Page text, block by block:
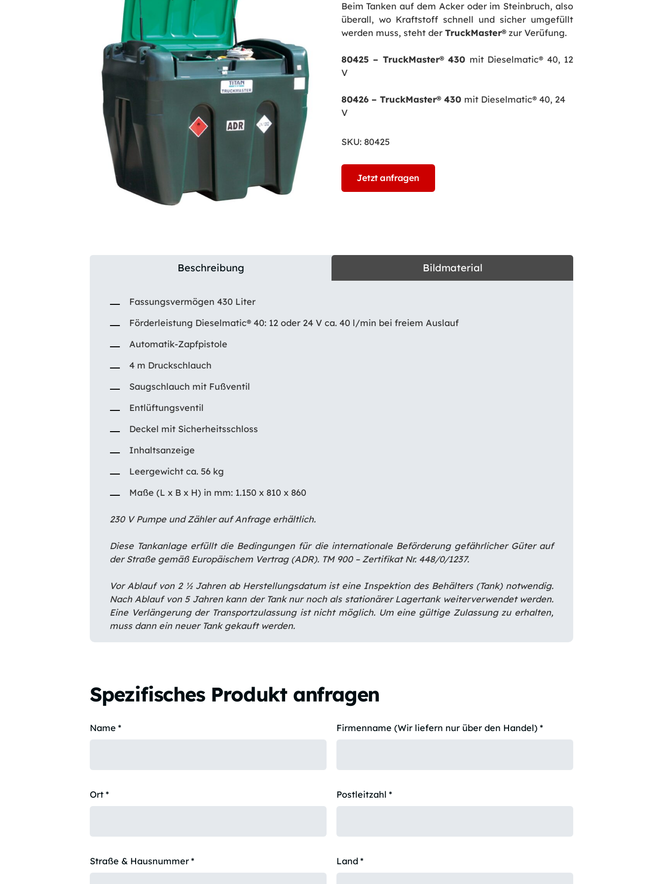
Beim Tanken auf dem Acker oder im Steinbruch, also
überall, wo Kraftstoff schnell und sicher umgefüllt
werden muss, steht der TruckMaster®zur Verüfung.
80425 – TruckMaster® 430 mit Dieselmatic® 40, 12
V
80426 – TruckMaster® 430 mit Dieselmatic® 40, 24
V
SKU: 80425
Jetzt anfragen
Beschreibung Bildmaterial
Fassungsvermögen 430 Liter
Förderleistung Dieselmatic® 40: 12 oder 24 V ca. 40 l/min bei freiem Auslauf
Automatik-Zapfpistole
4 m Druckschlauch
Saugschlauch mit Fußventil
Entlüftungsventil
Deckel mit Sicherheitsschloss
Inhaltsanzeige
Leergewicht ca. 56 kg
Maße (L x B x H) in mm: 1.150 x 810 x 860
230 V Pumpe und Zähler auf Anfrage erhältlich.
Diese Tankanlage erfüllt die Bedingungen für die internationale Beförderung gefährlicher Güter auf
der Straße gemäß Europäischem Vertrag (ADR). TM 900 – Zertifikat Nr. 448/0/1237.
Vor Ablauf von 2 ½ Jahren ab Herstellungsdatum ist eine Inspektion des Behälters (Tank) notwendig.
Nach Ablauf von 5 Jahren kann der Tank nurnoch als stationärer Lagertank weiterverwendet werden.
Eine Verlängerung der Transportzulassung ist nicht möglich. Um eine gültige Zulassung zu erhalten,
muss dann ein neuer Tank gekauft werden.
Spezifisches Produkt anfragen
Name * Firmenname (Wir liefern nur über den Handel) *
Ort* Postleitzahl *
Straße & Hausnummer* Land*